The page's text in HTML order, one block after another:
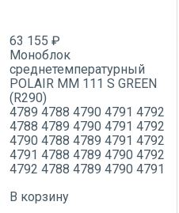
63 155 ₽
Моноблок
среднетемпературный
POLAIR MM 111 S GREEN
(R290)
4789 4788 4790 4791 4792
4788 4789 4790 4791 4792
4790 4788 4789 4791 4792
4791 4788 4789 4790 4792
4792 4788 4789 4790 4791
В корзину